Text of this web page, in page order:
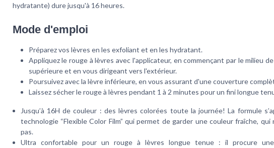
hydratante) dure jusqu'à 16 heures.
Mode d'emploi
Préparez vos lèvres en les exfoliant et en les hydratant.
Appliquez le rouge à lèvres avec l'applicateur, en commençant par le milieu
supérieure et en vous dirigeant vers l'extérieur.
Poursuivez avec la lèvre inférieure, en vous assurant d'une couverture
Laissez sécher le rouge à lèvres pendant 1 à 2 minutes pour un fini longue
Jusqu’à 16H de couleur : des lèvres colorées toute la journée! La formule
technologie “Flexible Color Film” qui permet de garder une couleur fraîche, qui
pas.
Ultra confortable pour un rouge à lèvres longue tenue : il procure